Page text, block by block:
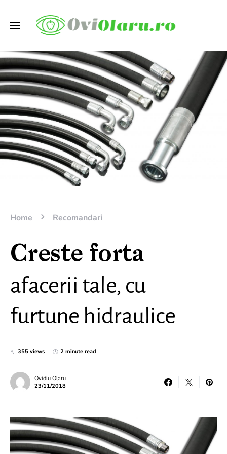
Home Recomandari
Creste forta
afacerii tale, cu
furtune hidraulice
355 views 2 minute read
Ovidiu Olaru
23/11/2018